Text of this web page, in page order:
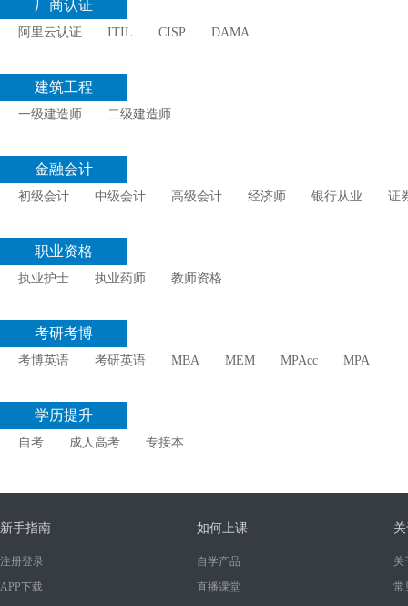
厂商认证
阿里云认证 ITIL CISP DAMA
建筑工程
一级建造师 二级建造师
金融会计
初级会计 中级会计 高级会计 经济师 银行从业 证
职业资格
执业护士 执业药师 教师资格
考研考博
考博英语 考研英语 MBA MEM MPAcc MPA
学历提升
自考 成人高考 专接本
新手指南
注册登录
APP下载
如何上课
自学产品
直播课堂
关
常